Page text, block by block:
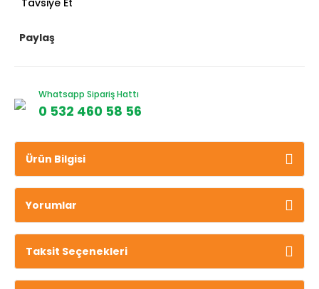
Tavsiye Et
Paylaş
Whatsapp Sipariş Hattı
0 532 460 58 56
Ürün Bilgisi
Yorumlar
Taksit Seçenekleri